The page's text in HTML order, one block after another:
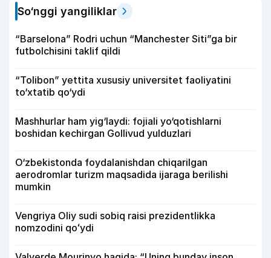
So‘nggi yangiliklar
“Barselona” Rodri uchun “Manchester Siti”ga bir
futbolchisini taklif qildi
“Tolibon” yettita xususiy universitet faoliyatini
to‘xtatib qo‘ydi
Mashhurlar ham yig‘laydi: fojiali yo‘qotishlarni
boshidan kechirgan Gollivud yulduzlari
O‘zbekistonda foydalanishdan chiqarilgan
aerodromlar turizm maqsadida ijaraga berilishi
mumkin
Vengriya Oliy sudi sobiq raisi prezidentlikka
nomzodini qoʻydi